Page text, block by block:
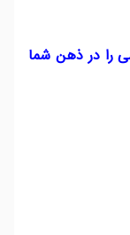
را در ذهن شما